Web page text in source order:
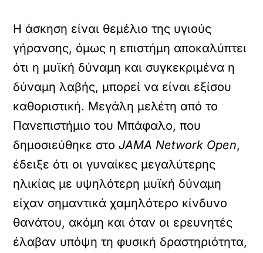
Η άσκηση είναι θεμέλιο της υγιούς
γήρανσης, όμως η επιστήμη αποκαλύπτει
ότι η μυϊκή δύναμη και συγκεκριμένα η
δύναμη λαβής, μπορεί να είναι εξίσου
καθοριστική. Μεγάλη μελέτη από το
Πανεπιστήμιο του Μπάφαλο, που
δημοσιεύθηκε στοJAMA Network Open,
έδειξε ότι οι γυναίκες μεγαλύτερης
ηλικίας με υψηλότερη μυϊκή δύναμη
είχαν σημαντικά χαμηλότερο κίνδυνο
θανάτου, ακόμη και όταν οι ερευνητές
έλαβαν υπόψη τη φυσική δραστηριότητα,